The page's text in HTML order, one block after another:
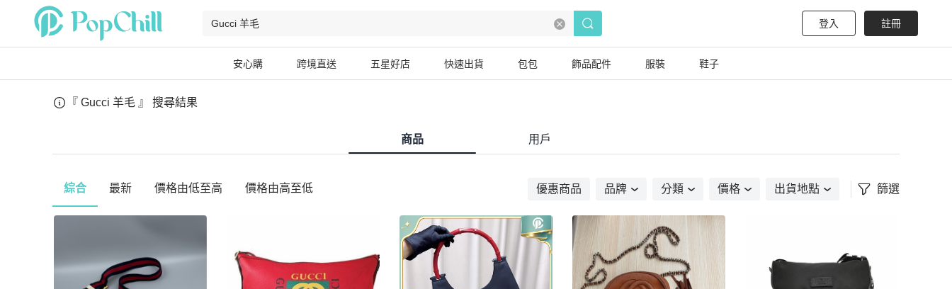
登入 註冊
安心購 跨境直送 五星好店 快速出貨 包包 飾品配件 服裝 鞋子
『 Gucci 羊毛 』 搜尋結果
商品 用戶
綜合 最新 價格由低至高 價格由高至低 優惠商品 品牌 分類 價格 出貨地點 篩選